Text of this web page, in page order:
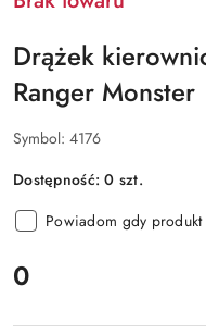
Drążek
Ranger Monster
Symbol: 4176
Dostępność:0 szt.
Powiadom gdy
cena:
0